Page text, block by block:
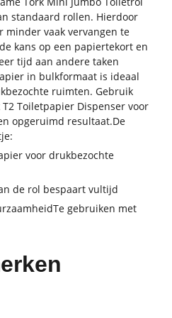
standaard rollen. Hierdoor
vaak vervangen te
kans op een papiertekort en
tijd aan andere taken
in bulkformaat is ideaal
ruimten. Gebruik
Toiletpapier Dispenser voor
opgeruimd resultaat.De
voor drukbezochte
de rol bespaart vultijd
gebruiken met